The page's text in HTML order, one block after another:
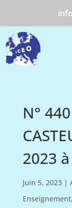
N°
2023
Juin 5, 2023|
Enseignement,